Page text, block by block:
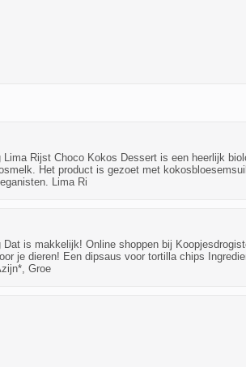
Rijst Choco Kokos Dessert is een heerlijk
Het product is gezoet met
Lima Ri
is makkelijk! Online shoppen bij
je dieren! Een dipsaus voor tortilla chips
Groe